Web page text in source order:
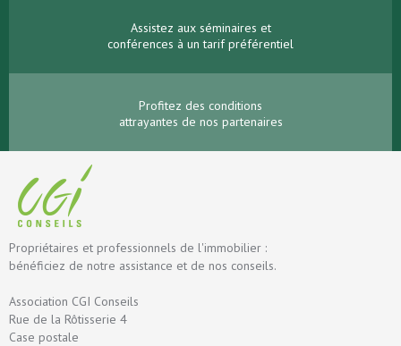
Assistez aux séminaires et
conférences à un tarif préférentiel
Profitez des conditions
attrayantes de nos partenaires
Propriétaires et professionnels de l'immobilier :
bénéficiez de notre assistance et de nos conseils.
Association CGI Conseils
Rue de la Rôtisserie 4
Case postale